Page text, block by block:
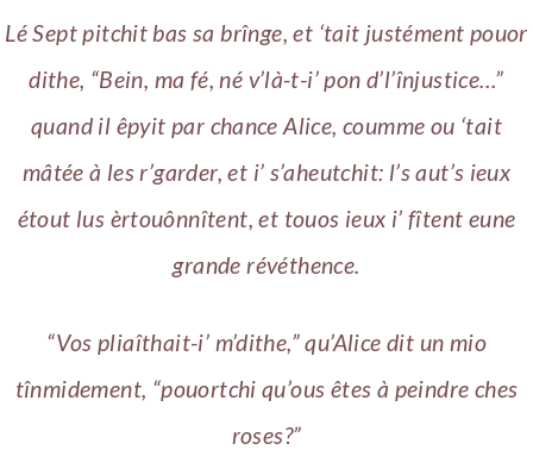
Lé Sept pitchit bas sa brînge, et ‘tait justément pouor
dithe, “Bein, ma fé, né v’là-t-i’ pon d’l’înjustice…”
quand il êpyit par chance Alice, coumme ou ‘tait
mâtée à les r’garder, et i’ s’aheutchit: l’s aut’s ieux
étout lus èrtouônnîtent, et touos ieux i’ fîtent eune
grande révéthence.
“Vos pliaîthait-i’ m’dithe,” qu’Alice dit un mio
tînmidement, “pouortchi qu’ous êtes à peindre ches
roses?”